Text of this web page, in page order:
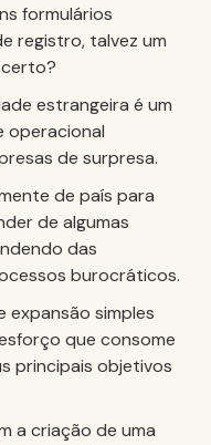
formulários
registro, talvez um
estrangeira é um
operacional
de surpresa.
de país para
de algumas
das
burocráticos.
expansão simples
que consome
principais objetivos
a criação de uma